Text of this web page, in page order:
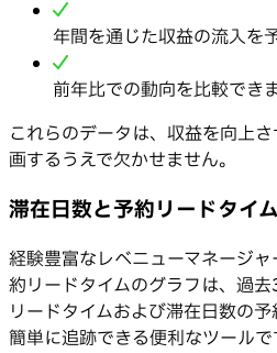
年間を通じた収益の流入を
前年比での動向を比較できま
これらのデータは、収益を向上
画するうえで欠かせません。
滞在日数と予約リードタイ
経験豊富なレベニューマネージ
約リードタイムのグラフは、過
リードタイムおよび滞在日数の
簡単に追跡できる便利なツールで